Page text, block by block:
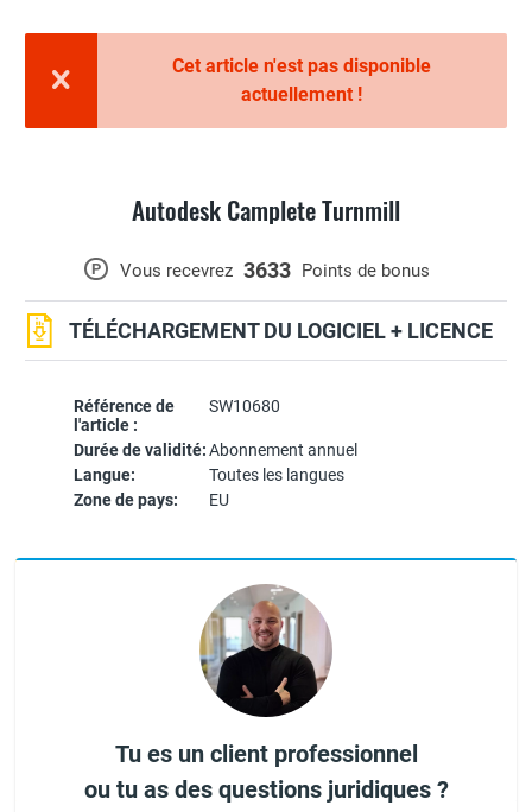
Cet article n'est pas disponible
actuellement !
Autodesk Camplete Turnmill
Référence de
l'article :
SW10680
Durée de validité:Abonnement annuel
Langue:
Toutes les langues
Zone de pays:
EU
P Vous recevrez 3633 Points de bonus
TÉLÉCHARGEMENT DU LOGICIEL + LICENCE
Tu es un client professionnel
ou tu as des questions juridiques ?